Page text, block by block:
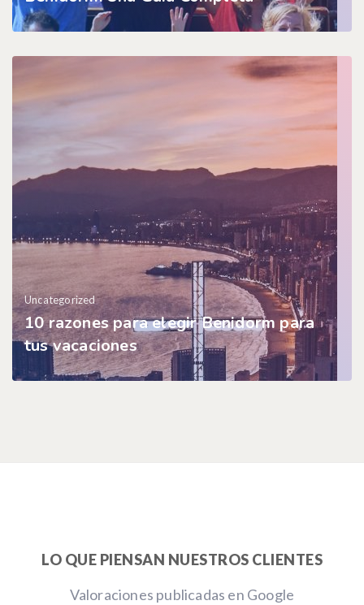
Uncategorized
10 razones para elegir Benidorm para
tus vacaciones
LO QUE PIENSAN NUESTROS CLIENTES
Valoraciones publicadas en Google